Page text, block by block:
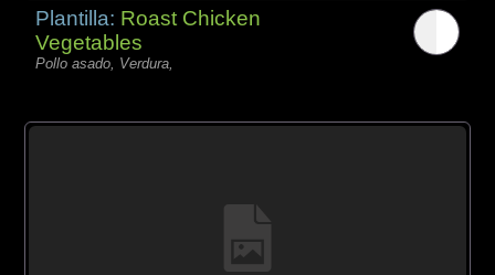
Plantilla: Roast Chicken
Vegetables
Pollo asado, Verdura,